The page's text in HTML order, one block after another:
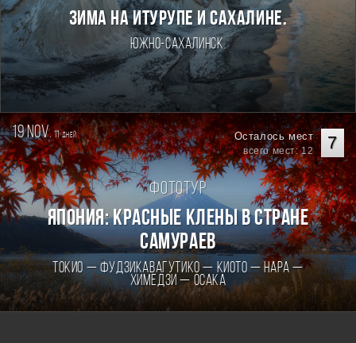
Зима на Итурупе и Сахалине.
Южно-Сахалинск.
19 nov.11дней 7
Осталось мест
всего мест: 12
Фототур
Япония: Красные клены в стране
самураев
Токио — Фудзикавагутико — Киото — Нара —
Химедзи — Осака